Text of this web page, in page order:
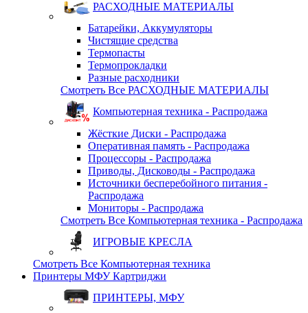
РАСХОДНЫЕ МАТЕРИАЛЫ
Батарейки, Аккумуляторы
Чистящие средства
Термопасты
Термопрокладки
Разные расходники
Смотреть Все РАСХОДНЫЕ МАТЕРИАЛЫ
Компьютерная техника - Распродажа
Жёсткие Диски - Распродажа
Оперативная память - Распродажа
Процессоры - Распродажа
Приводы, Дисководы - Распродажа
Источники бесперебойного питания -
Распродажа
Мониторы - Распродажа
Смотреть Все Компьютерная техника - Распродажа
ИГРОВЫЕ КРЕСЛА
Смотреть Все Компьютерная техника
Принтеры МФУ Картриджи
ПРИНТЕРЫ, МФУ